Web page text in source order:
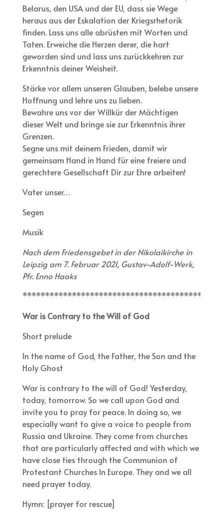
Belarus, den USA und der EU, dass sie Wege
heraus aus der Eskalation der Kriegsrhetorik
finden. Lass uns alle abrüsten mit Worten und
Taten. Erweiche die Herzen derer, die hart
geworden sind und lass uns zurückkehren zur
Erkenntnis deiner Weisheit.
Stärke vor allem unseren Glauben, belebe unsere
Hoffnung und lehre uns zu lieben.
Bewahre uns vor der Willkür der Mächtigen
dieser Welt und bringe sie zur Erkenntnis ihrer
Grenzen.
Segne uns mit deinem Frieden, damit wir
gemeinsam Hand in Hand für eine freiere und
gerechtere Gesellschaft Dir zur Ehre arbeiten!
Vater unser…
Segen
Musik
Nach dem Friedensgebet in der Nikolaikirche in
Leipzig am 7. Februar 2021, Gustav-Adolf-Werk,
Pfr. Enno Haaks
War is Contrary to the Will of God
Short prelude
In the name of God, the Father, the Son and the
Holy Ghost
War is contrary to the will of God! Yesterday,
today, tomorrow. So we call upon God and
invite you to pray for peace. In doing so, we
especially want to give a voice to people from
Russia and Ukraine. They come from churches
that are particularly affected and with which we
have close ties through the Communion of
Protestant Churches In Europe. They and we all
need prayer today.
Hymn: [prayer for rescue]